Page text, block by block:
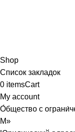
Shop
Список закладок
0 itemsCart
My account
О́бщество с
М»